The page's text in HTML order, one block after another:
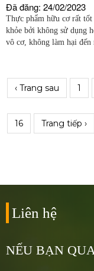
Đã đăng: 24/02/2023
Thực phẩm hữu cơ rất tốt
khỏe bởi không sử dụng
vô cơ, không làm hại đến
phẩm hữu cơ thì chưa
‹ Trang sau 1
16 Trang tiếp ›
Liên hệ
NẾU BẠN